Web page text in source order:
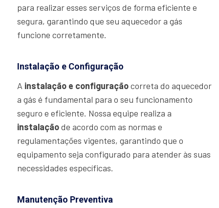
para realizar esses serviços de forma eficiente e
segura, garantindo que seu aquecedor a gás
funcione corretamente.
Instalação e Configuração
A instalação e configuraçãocorreta do aquecedor
a gás é fundamental para o seu funcionamento
seguro e eficiente. Nossa equipe realiza a
instalaçãode acordo com as normas e
regulamentações vigentes, garantindo que o
equipamento seja configurado para atender às suas
necessidades específicas.
Manutenção Preventiva